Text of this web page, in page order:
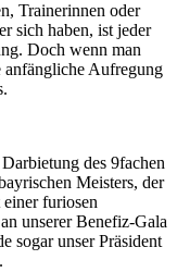
Trainerinnen oder
sich haben, ist jeder
Doch wenn man
anfängliche Aufregung
des 9fachen
Meisters, der
furiosen
unserer Benefiz-Gala
sogar unser Präsident